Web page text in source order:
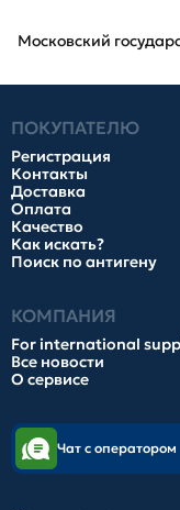
Московский
ПОКУПАТЕЛЮ
Регистрация
Контакты
Доставка
Оплата
Качество
Как искать?
Поиск по антигену
КОМПАНИЯ
For international
Все новости
О сервисе
Чат с оператором